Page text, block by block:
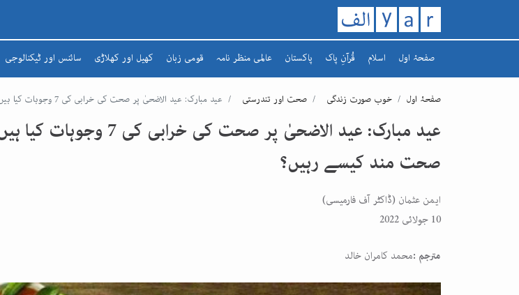
صفحۂ اول اسلام
تاریخ اسلام
رمضان کریم
قُرآنِ پاک
سورہ
پاکستان عالمی منظر نامہ
افغانستان
یورپ
قومی زبان
شعرا
افسانہ
کھیل اور کھلاڑی سائنس اور ٹیکنالوجی
صفحۂ اول خوب صورت زندگی صحت اور تندرستی عید مبارک: عید الاضحیٰ پر صحت کی خرابی کی 7 وجوہات کیا ہیں؟ عید پر صحت مند کیسے رہیں؟
عید مبارک: عید الاضحیٰ پر صحت کی خرابی
صحت مند کیسے رہیں؟
ایمن عثمان (ڈاکٹر آف فارمیسی)
10 جولائی 2022
مترجم :محمد کامران خالد